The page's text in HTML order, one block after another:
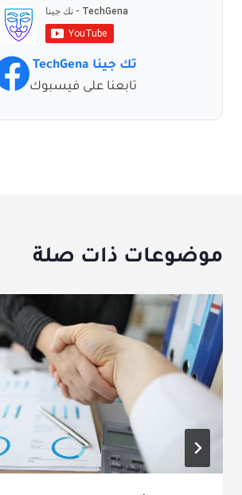
تك جينا TechGena
تابعنا على فيسبوك
موضوعات ذات صلة